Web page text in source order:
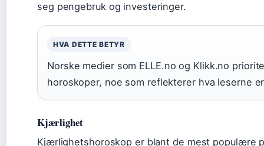
seg pengebruk og investeringer.
HVA DETTE BETYR
Norske medier som ELLE.no og Klikk.no
horoskoper, noe som reflekterer hva leserne
Kjærlighet
Kjærlighetshoroskop er blant de mest populære